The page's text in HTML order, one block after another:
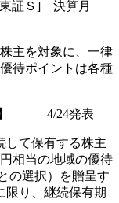
証Ｓ] 決算月
主を対象に、一律
待ポイントは各種
】 4/24発表
して保有する株主
相当の地域の優待
の選択）を贈呈す
限り、継続保有期